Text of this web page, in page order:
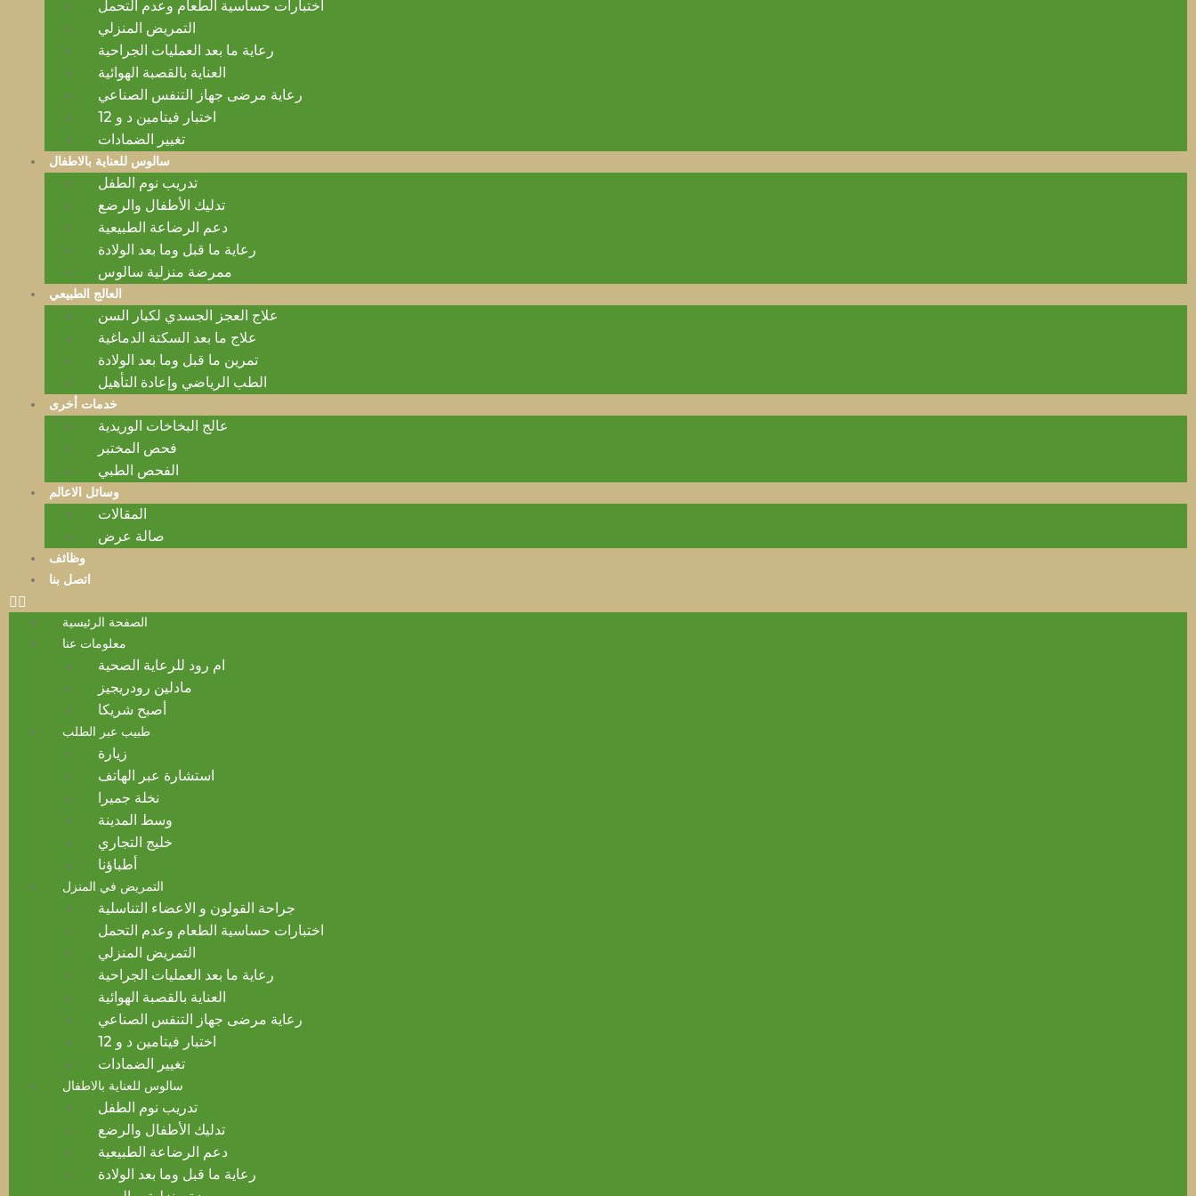
اختبارات حساسية الطعام وعدم التحمل
التمريض المنزلي
رعاية ما بعد العمليات الجراحية
العناية بالقصبة الهوائية
رعاية مرضى جهاز التنفس الصناعي
اختبار فيتامين د و 12
تغيير الضمادات
سالوس للعناية بالاطفال
تدريب نوم الطفل
تدليك الأطفال والرضع
دعم الرضاعة الطبيعية
رعاية ما قبل وما بعد الولادة
ممرضة منزلية سالوس
العالج الطبيعي
علاج العجز الجسدي لكبار السن
علاج ما بعد السكتة الدماغية
تمرين ما قبل وما بعد الولادة
الطب الرياضي وإعادة التأهيل
خدمات أخرى
عالج البخاخات الوريدية
فحص المختبر
الفحص الطبي
وسائل الاعالم
المقالات
صالة عرض
وظائف
اتصل بنا
الصفحة الرئيسية
معلومات عنا
ام رود للرعاية الصحية
مادلين رودريجيز
أصبح شريكا
طبيب عبر الطلب
زيارة
استشارة عبر الهاتف
نخلة جميرا
وسط المدينة
خليج التجاري
أطباؤنا
التمريض في المنزل
جراحة القولون و الاعضاء التناسلية
اختبارات حساسية الطعام وعدم التحمل
التمريض المنزلي
رعاية ما بعد العمليات الجراحية
العناية بالقصبة الهوائية
رعاية مرضى جهاز التنفس الصناعي
اختبار فيتامين د و 12
تغيير الضمادات
سالوس للعناية بالاطفال
تدريب نوم الطفل
تدليك الأطفال والرضع
دعم الرضاعة الطبيعية
رعاية ما قبل وما بعد الولادة